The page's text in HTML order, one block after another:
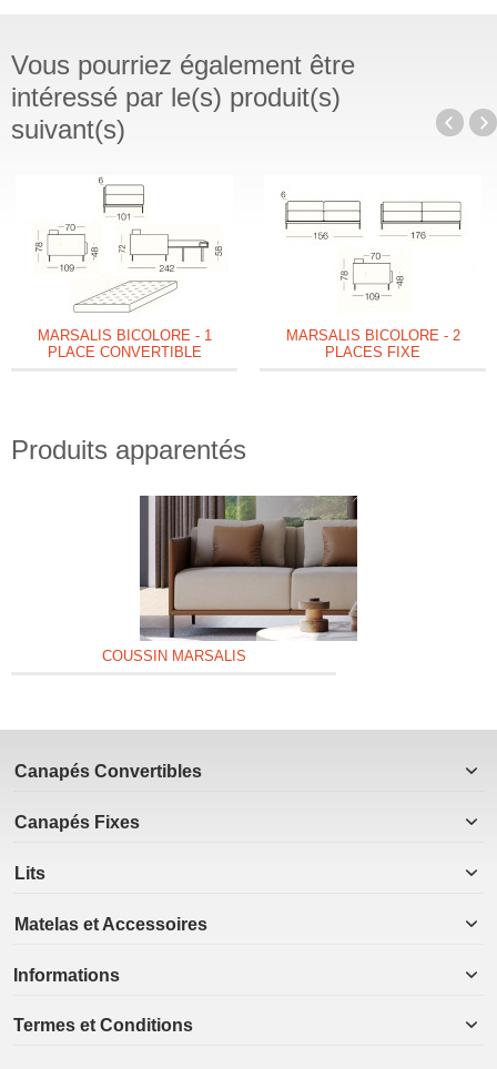
Vous pourriez également être
intéressé par le(s) produit(s)
suivant(s)
MARSALIS BICOLORE - 1
PLACE CONVERTIBLE
MARSALIS BICOLORE - 2
PLACES FIXE
Produits apparentés
COUSSIN MARSALIS
Canapés Convertibles
Canapés Fixes
Lits
Matelas et Accessoires
Informations
Termes et Conditions